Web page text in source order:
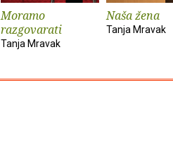
Moramo
razgovarati
Tanja Mravak
Naša žena
Tanja Mravak